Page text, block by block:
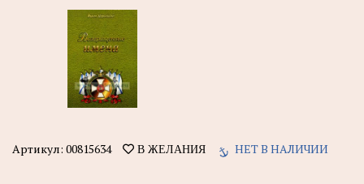
Артикул: 00815634 В ЖЕЛАНИЯ НЕТ В НАЛИЧИИ